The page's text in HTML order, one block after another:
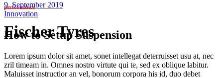
performance
Fischer Tyres
9. September 2019
Innovation
How to Setup Suspension
Lorem ipsum dolor sit amet, sonet intellegat deterruisset usu at, nec
zril timeam in. Omnes nostro virtute qui te, sed ex oblique labitur.
Maluisset instructior an vel, bonorum corpora his id, duo debet